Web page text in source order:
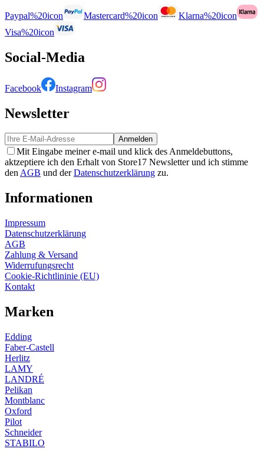
Paypal%20icon Mastercard%20icon
Klarna%20icon
Visa%20icon
Social-Media
Facebook Instagram
Newsletter
Anmelden
Mit Eingabe meiner e-mail und klick des Anmeldebuttons,
aktzeptiere ich den Erhalt von Store17 Newsletter und ich stimme
denAGB und derDatenschutzerklärung zu.
Informationen
Impressum
Datenschutzerklärung
AGB
Zahlung & Versand
Widerrufungsrecht
Cookie-Richtlininie (EU)
Kontakt
Marken
Edding
Faber-Castell
Herlitz
LAMY
LANDRÉ
Pelikan
Montblanc
Oxford
Pilot
Schneider
STABILO